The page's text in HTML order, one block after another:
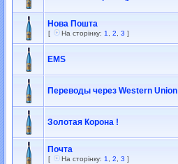
Нова Пошта
[ На сторінку: 1 2 3 ]
EMS
Переводы через Western Union
Золотая Корона !
Почта
[ На сторінку: 1 2 3 ]